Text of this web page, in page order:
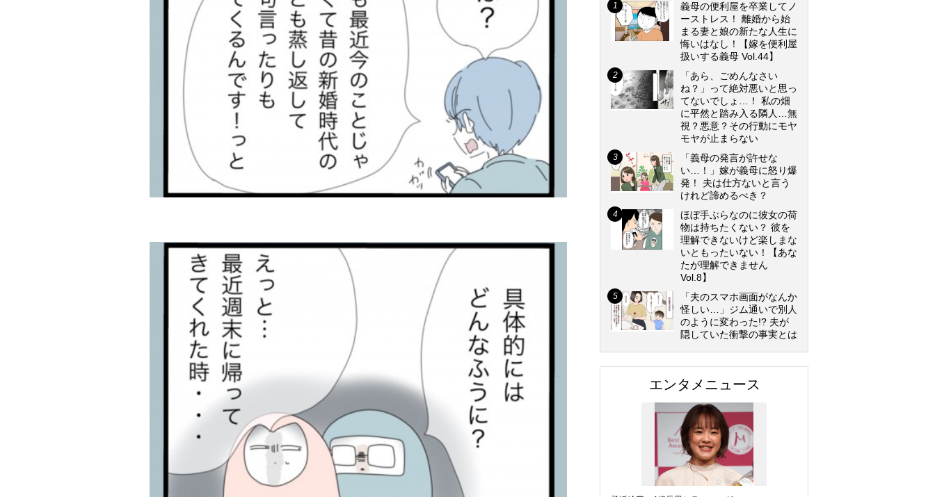
義母の便利屋を卒業してノ
ーストレス！ 離婚から始
まる妻と娘の新たな人生に
悔いはなし！【嫁を便利屋
扱いする義母 Vol.44】
「あら、ごめんなさい
ね？」って絶対悪いと思っ
てないでしょ…！ 私の畑
に平然と踏み入る隣人…無
視？悪意？その行動にモヤ
モヤが止まらない
「義母の発言が許せな
い…！」嫁が義母に怒り爆
発！ 夫は仕方ないと言う
けれど諦めるべき？
ほぼ手ぶらなのに彼女の荷
物は持ちたくない？ 彼を
理解できないけど楽しまな
いともったいない！【あな
たが理解できません
Vol.8】
「夫のスマホ画面がなんか
怪しい…」ジム通いで別人
のように変わった!? 夫が
隠していた衝撃の事実とは
エンタメニュース